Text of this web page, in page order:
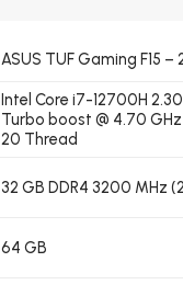
ASUS TUF Gaming F15 –
Intel Core i7-12700H
Turbo boost @ 4.70 GHz
20 Thread
32 GB DDR4 3200 MHz
64 GB